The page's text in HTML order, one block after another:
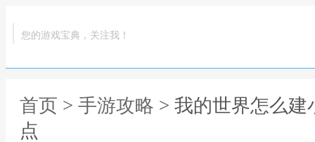
您的游戏宝典，关注我！
首页 > 手游攻略 > 我的世界怎么
点